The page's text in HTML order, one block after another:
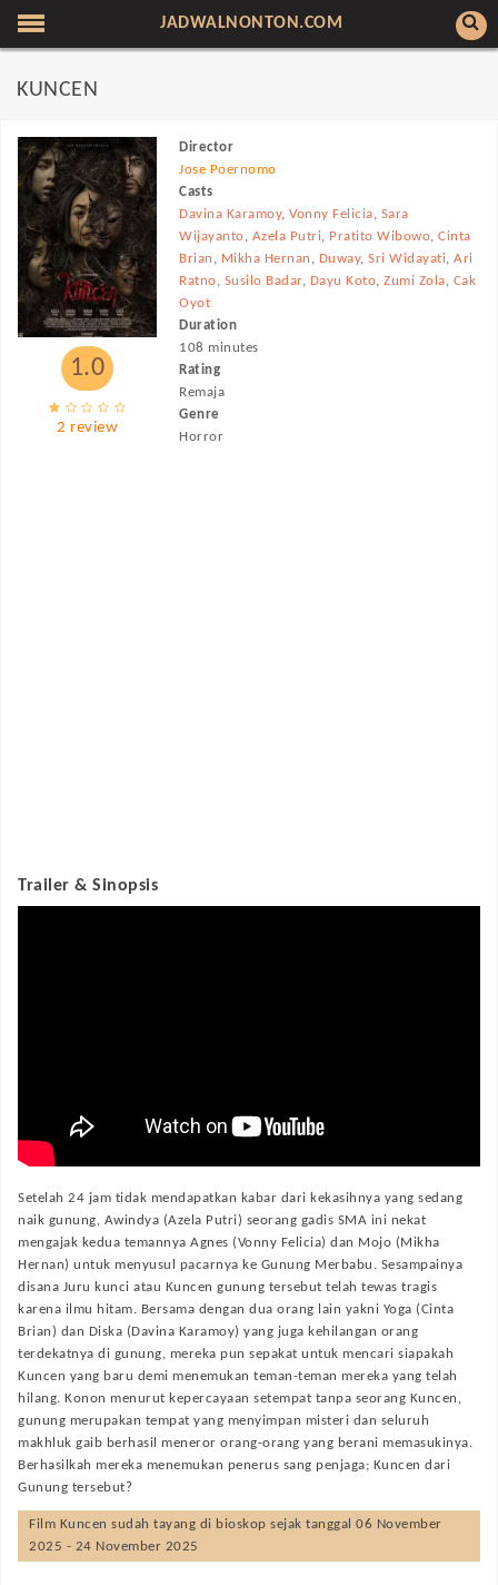
JADWALNONTON.COM
KUNCEN
1.0
2 review
Director
Jose Poernomo
Casts
Davina Karamoy,Vonny Felicia, Sara
Wijayanto, Azela Putri, Pratito Wibowo,Cinta
Brian , Mikha Hernan , Duway,Sri Widayati,Ari
Ratno, Susilo Badar, Dayu Koto,Zumi Zola, Cak
Oyot
Duration
108 minutes
Rating
Remaja
Genre
Horror
Trailer & Sinopsis
Setelah 24 jam tidak mendapatkan kabar dari kekasihnya yang sedang
naik gunung, Awindya (Azela Putri) seorang gadis SMA ini nekat
mengajak kedua temannya Agnes (Vonny Felicia) dan Mojo (Mikha
Hernan) untuk menyusul pacarnya ke Gunung Merbabu. Sesampainya
disana Juru kunci atau Kuncen gunung tersebut telah tewas tragis
karena ilmu hitam. Bersama dengan dua orang lain yakni Yoga (Cinta
Brian) dan Diska (Davina Karamoy) yang juga kehilangan orang
terdekatnya di gunung, mereka pun sepakat untuk mencari siapakah
Kuncen yang baru demi menemukan teman-teman mereka yang telah
hilang. Konon menurut kepercayaan setempat tanpa seorang Kuncen,
gunung merupakan tempat yang menyimpan misteri dan seluruh
makhluk gaib berhasil meneror orang-orang yang berani memasukinya.
Berhasilkah mereka menemukan penerus sang penjaga; Kuncen dari
Gunung tersebut?
Film Kuncen sudah tayang di bioskop sejak tanggal 06 November
2025 - 24 November 2025